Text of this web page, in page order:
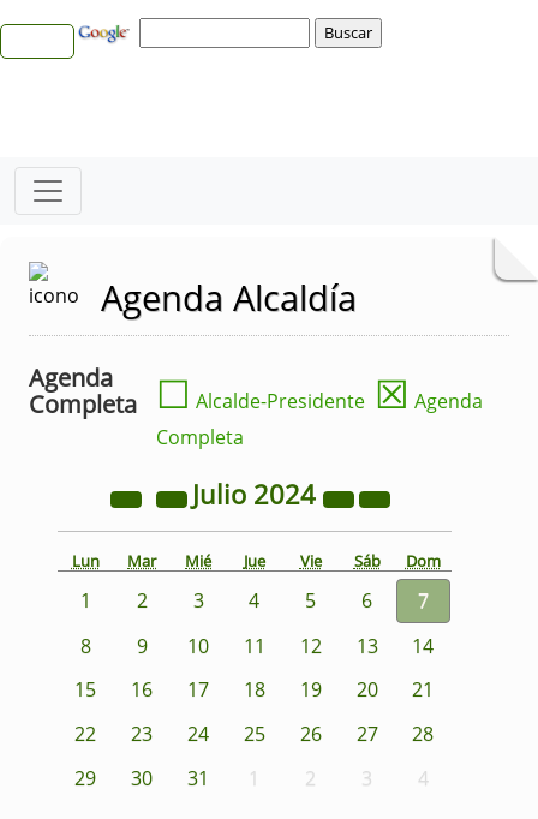
Agenda Alcaldía
Agenda
Completa
☐ Alcalde-Presidente ☒ Agenda
Completa
Julio 2024
Lun Mar Mié Jue Vie Sáb Dom
1 2 3 4 5 6
7
8
9 10 11 12 13
14
15
16 17 18 19 20
21
22
23 24 25 26 27
28
29
30 31 1 2 3 4